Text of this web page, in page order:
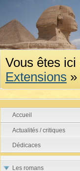
Vous êtes ici
Extensions »
Accueil
Actualités / critiques
Dédicaces
Les romans